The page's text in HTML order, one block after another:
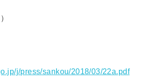
j/press/sankou/2018/03/22a.pdf